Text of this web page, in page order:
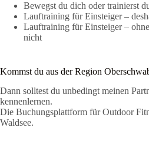
Bewegst du dich oder trainierst
Lauftraining für Einsteiger –
Lauftraining für Einsteiger –
nicht
Kommst du aus der Region
Dann solltest du unbedingt meinen
kennenlernen.
Die Buchungsplattform für Outdoor
Waldsee.